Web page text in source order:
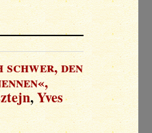
Revue
Livres
Textes
Archives
den
,
,Yves